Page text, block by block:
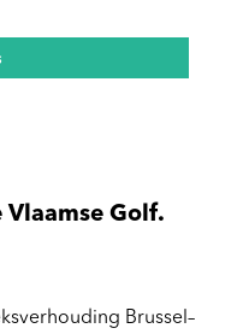
Golf.
Brussel–